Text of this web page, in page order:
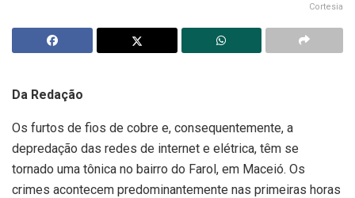
Cortesia
Da Redação
Os furtos de fios de cobre e, consequentemente, a
depredação das redes de internet e elétrica, têm se
tornado uma tônica no bairro do Farol, em Maceió. Os
crimes acontecem predominantemente nas primeiras horas